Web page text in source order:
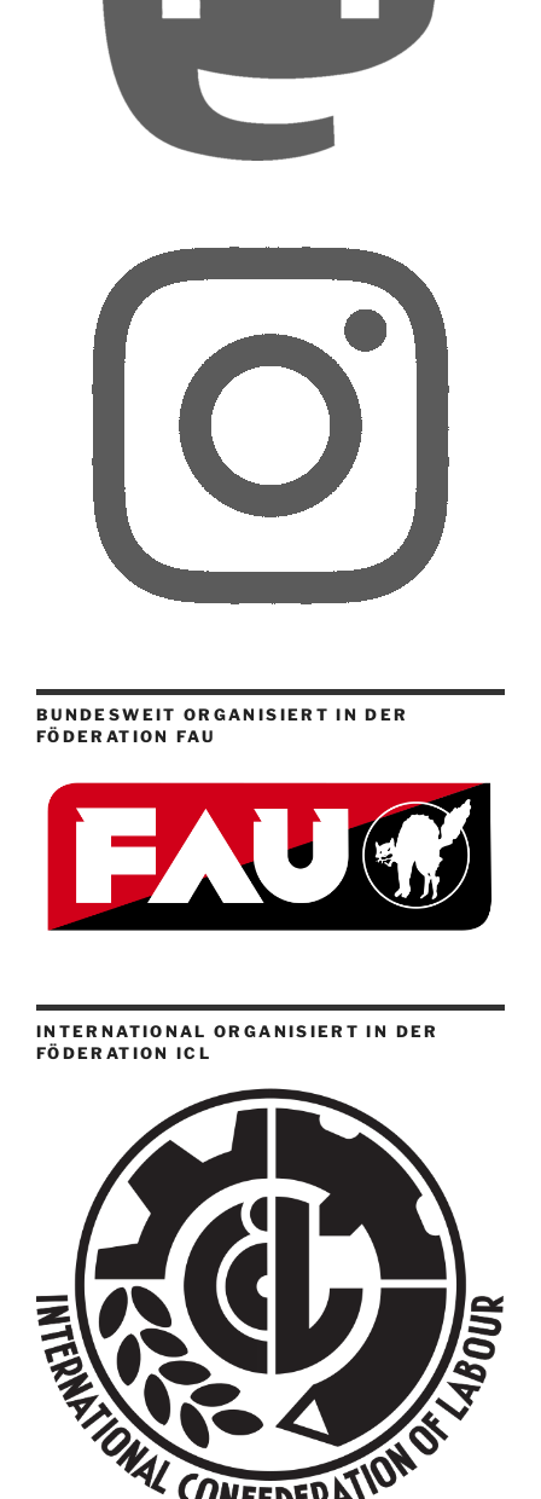
BUNDESWEIT ORGANISIERT IN DER
FÖDERATION FAU
INTERNATIONAL ORGANISIERT IN DER
FÖDERATION ICL